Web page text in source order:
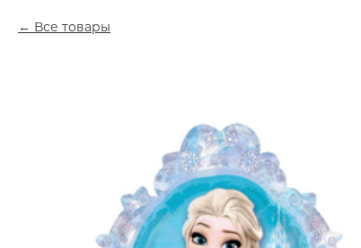
Все товары